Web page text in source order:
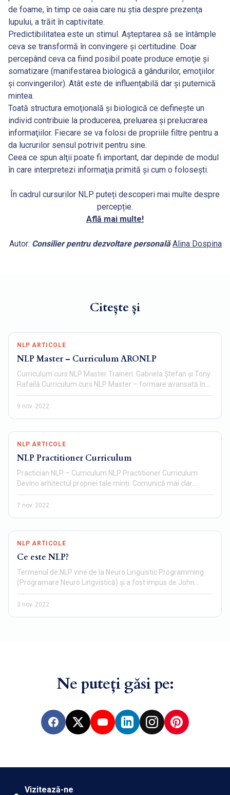
de foame, în timp ce oaia care nu ştia despre prezenţa
lupului, a trăit în captivitate.
Predictibilitatea este un stimul. Aşteptarea să se întâmple
ceva se transformă în convingere şi certitudine. Doar
percepând ceva ca fiind posibil poate produce emoţie şi
somatizare (manifestarea biologică a gândurilor, emoţiilor
şi convingerilor). Atât este de influenţabilă dar şi puternică
mintea.
Toată structura emoţională şi biologică ce defineşte un
individ contribuie la producerea, preluarea şi prelucrarea
informaţiilor. Fiecare se va folosi de propriile filtre pentru a
da lucrurilor sensul potrivit pentru sine.
Ceea ce spun alţii poate fi important, dar depinde de modul
în care interpretezi informaţia primită şi cum o foloseşti.
În cadrul cursurilor NLP puteți descoperi mai multe despre
percepție.
Află mai multe!
Autor: Consilier pentru dezvoltare personalăAlina Dospina
Citește și
NLP ARTICOLE
NLP Master – Curriculum ARONLP
Curriculum curs NLP Master Traineri: Gabriela Ștefan și Tony
Rafailă Curriculum curs NLP Master – formare avansată în…
9 nov. 2022
NLP ARTICOLE
NLP Practitioner Curriculum
Practician NLP – Curriculum NLP Practitioner Curriculum
Devino arhitectul propriei tale minți. Comunică mai clar.…
7 nov. 2022
NLP ARTICOLE
Ce este NLP?
Termenul de NLP vine de la Neuro Linguistic Programming
(Programare Neuro Lingvistică) și a fost impus de John
Grinder…
3 nov. 2022
Ne puteți găsi pe:
Facebook
X YouTubeLinkedInInstagramPinterest
Vizitează-ne